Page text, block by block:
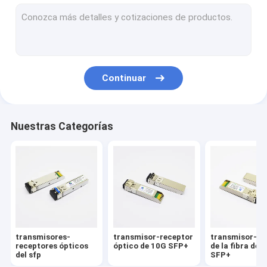
Cables directos de la fijación
Continuar
Nuestras Categorías
transmisores-
receptores ópticos
del sfp
transmisor-receptor
óptico de 10G SFP+
transmisor-
de la fibra de
SFP+